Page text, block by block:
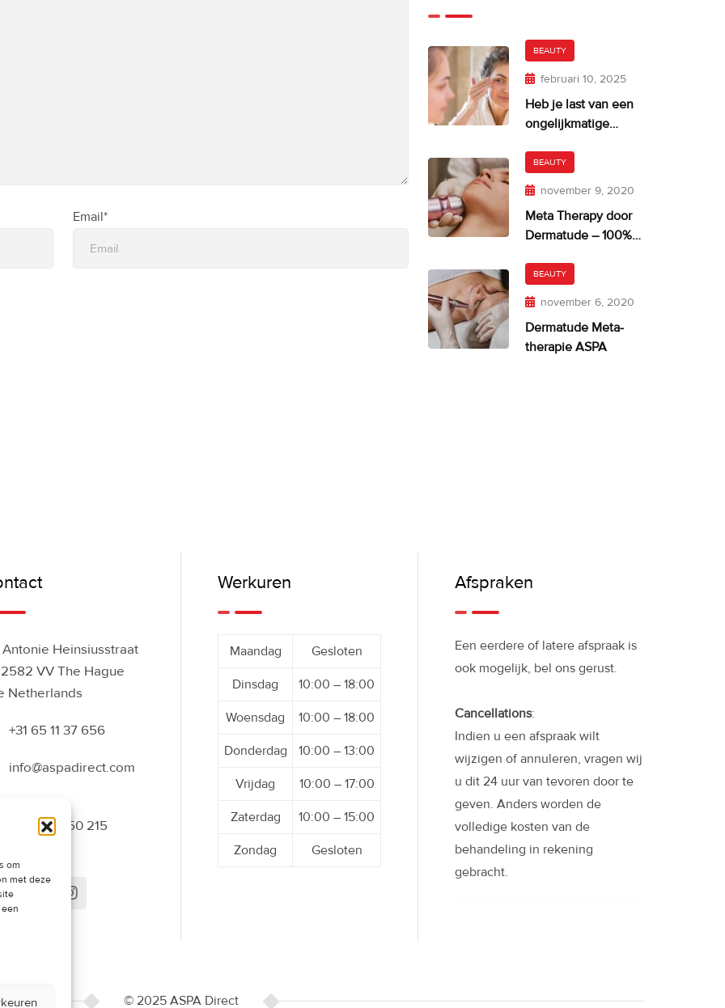
om
met deze
Email*
BEAUTY
februari 10, 2025
Heb je last van een
ongelijkmatige
BEAUTY
november 9, 2020
Meta Therapy door
Dermatude – 100%
BEAUTY
november 6, 2020
Dermatude Meta-
therapie ASPA
Antonie Heinsiusstraat
VV The Hague
Netherlands
+31 65 11 37 656
info@aspadirect.com
+31 70 34 50 215
Werkuren
Maandag Gesloten
Dinsdag 10:00 – 18:00
Woensdag 10:00 – 18:00
Donderdag 10:00 – 13:00
Vrijdag 10:00 – 17:00
Zaterdag 10:00 – 15:00
Zondag Gesloten
Afspraken
Een eerdere of latere afspraak is
ook mogelijk, bel ons gerust.
Cancellations:
Indien u een afspraak wilt
wijzigen of annuleren, vragen wij
u dit 24 uur van tevoren door te
geven. Anders worden de
volledige kosten van de
behandeling in rekening
gebracht.
© 2025 ASPA Direct